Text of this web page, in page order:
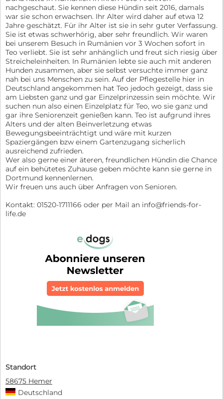
nachgeschaut. Sie kennen diese Hündin seit 2016, damals
war sie schon erwachsen. Ihr Alter wird daher auf etwa 12
Jahre geschätzt. Für ihr Alter ist sie in sehr guter Verfassung.
Sie ist etwas schwerhörig, aber sehr freundlich. Wir waren
bei unserem Besuch in Rumänien vor 3 Wochen sofort in
Teo verliebt. Sie ist sehr anhänglich und freut sich riesig über
Streicheleinheiten. In Rumänien lebte sie auch mit anderen
Hunden zusammen, aber sie selbst versuchte immer ganz
nah bei uns Menschen zu sein. Auf der Pflegestelle hier in
Deutschland angekommen hat Teo jedoch gezeigt, dass sie
am Liebsten ganz und gar Einzelprinzessin sein möchte. Wir
suchen nun also einen Einzelplatz für Teo, wo sie ganz und
gar ihre Seniorenzeit genießen kann. Teo ist aufgrund ihres
Alters und der alten Beinverletzung etwas
Bewegungsbeeinträchtigt und wäre mit kurzen
Spaziergängen bzw einem Gartenzugang sicherlich
ausreichend zufrieden.
Wer also gerne einer äteren, freundlichen Hündin die Chance
auf ein behütetes Zuhause geben möchte kann sie gerne in
Dortmund kennenlernen.
Wir freuen uns auch über Anfragen von Senioren.
Kontakt: 01520-1711166 oder per Mail an info@friends-for-
life.de
Standort
58675 Hemer
Deutschland